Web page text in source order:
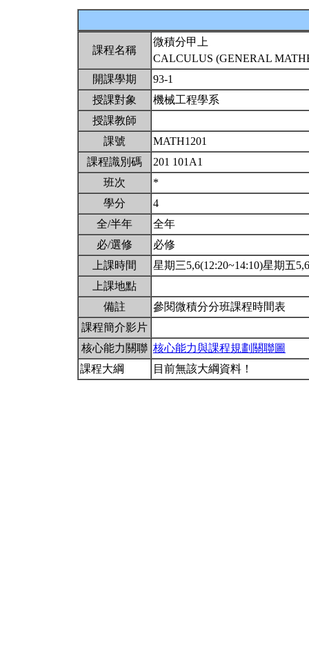
課程名稱
微積分甲上
CALCULUS (GENERAL
開課學期
93-1
授課對象
機械工程學系
授課教師
課號
MATH1201
課程識別碼
201 101A1
班次
*
學分
4
全/半年
全年
必/選修
必修
上課時間
星期三5,6(12:20~14:10)星期五
上課地點
備註
參閱微積分分班課程時間表
課程簡介影片
核心能力關聯 核心能力與課程規劃關聯圖
課程大綱
目前無該大綱資料！